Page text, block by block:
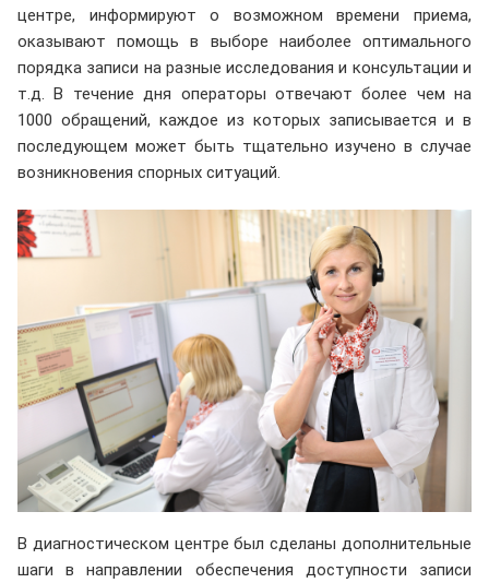
центре, информируют о возможном времени приема,
оказывают помощь в выборе наиболее оптимального
порядка записи на разные исследования и консультации и
т.д. В течение дня операторы отвечают более чем на
1000 обращений, каждое из которых записывается и в
последующем может быть тщательно изучено в случае
возникновения спорных ситуаций.
В диагностическом центре был сделаны дополнительные
шаги в направлении обеспечения доступности записи